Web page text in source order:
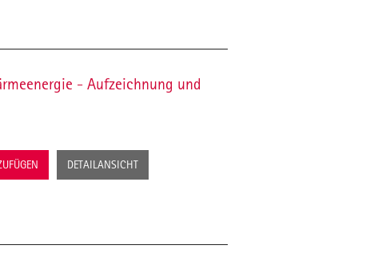
- Aufzeichnung und
DETAILANSICHT